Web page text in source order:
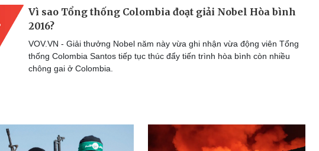
Vì sao Tổng thống Colombia đoạt giải Nobel Hòa bình
2016?
VOV.VN - Giải thưởng Nobel năm này vừa ghi nhận vừa động viên Tổng
thống Colombia Santos tiếp tục thúc đẩy tiến trình hòa bình còn nhiều
chông gai ở Colombia.